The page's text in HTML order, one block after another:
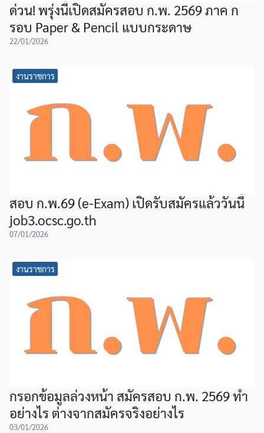
ด่วน! พรุ่งนี้เปิดสมัครสอบ ก.พ. 2569 ภาค ก
รอบ Paper & Pencil แบบกระดาษ
22/01/2026
งานราชการ
สอบ ก.พ.69 (e-Exam) เปิดรับสมัครแล้ววันนี้
job3.ocsc.go.th
07/01/2026
งานราชการ
กรอกข้อมูลล่วงหน้า สมัครสอบ ก.พ. 2569 ทำ
อย่างไร ต่างจากสมัครจริงอย่างไร
03/01/2026